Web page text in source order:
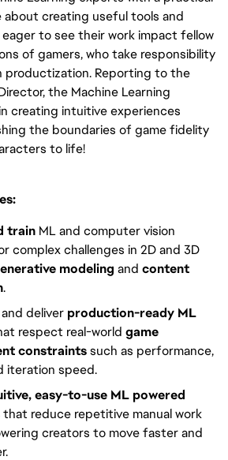
about creating useful tools and
to see their work impact fellow
of gamers, who take responsibility
Reporting to the
the Machine Learning
creating intuitive experiences
the boundaries of game fidelity
to life!
train ML and computer vision
complex challenges in 2D and 3D
modeling and content
.
deliver production-ready ML
respect real-world game
constraints such as performance,
iteration speed.
easy-to-use ML powered
that reduce repetitive manual work
creators to move faster and